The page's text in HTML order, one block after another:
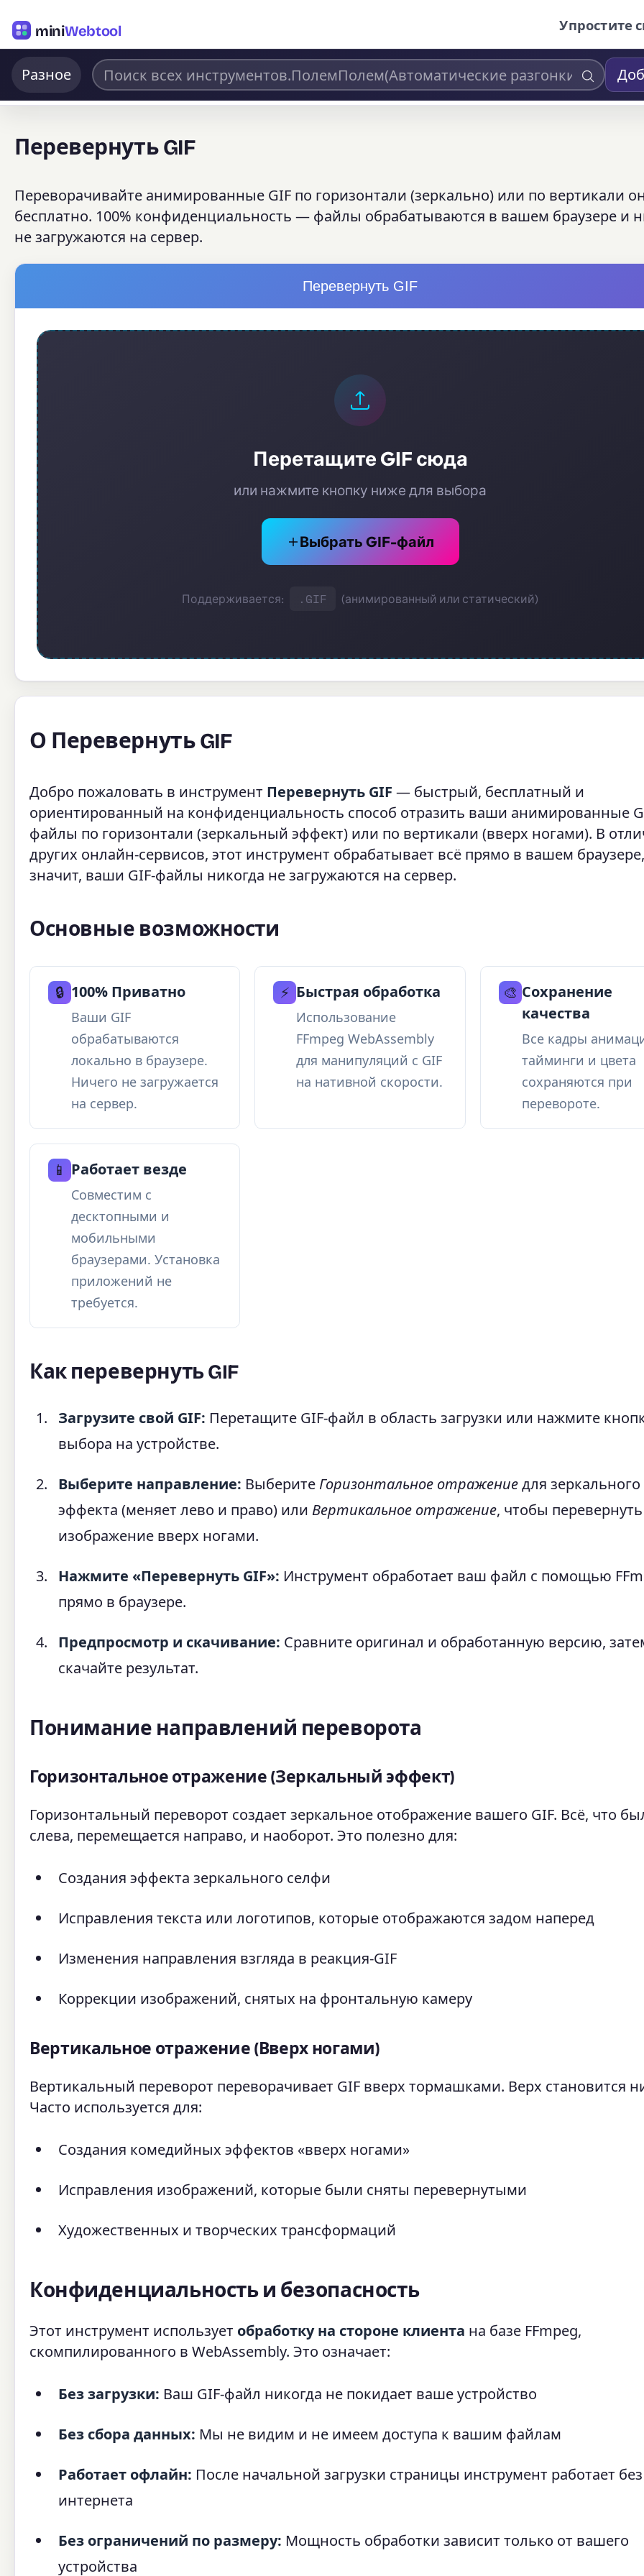
miniWebtool Упростите
Разное
Перевернуть GIF
Переворачивайте анимированные GIF по горизонтали (зеркально) или по вертикали
бесплатно. 100% конфиденциальность — файлы обрабатываются в вашем браузере и
не загружаются на сервер.
Перевернуть GIF
Перетащите GIF сюда
или нажмите кнопку ниже для выбора
Выбрать GIF-файл
Поддерживается: .GIF (анимированный или статический)
О Перевернуть GIF
Добро пожаловать в инструмент Перевернуть GIF — быстрый, бесплатный и
ориентированный на конфиденциальность способ отразить ваши анимированные
файлы по горизонтали (зеркальный эффект) или по вертикали (вверх ногами). В
других онлайн-сервисов, этот инструмент обрабатывает всё прямо в вашем
значит, ваши GIF-файлы никогда не загружаются на сервер.
Основные возможности
🔒 100% Приватно
Ваши GIF
обрабатываются
локально в браузере.
Ничего не загружается
на сервер.
⚡ Быстрая обработка
Использование
FFmpeg WebAssembly
для манипуляций с GIF
на нативной скорости.
🎨 Сохранение
качества
Все кадры
тайминги и цвета
сохраняются при
перевороте.
📱 Работает везде
Совместим с
десктопными и
мобильными
браузерами. Установка
приложений не
требуется.
Как перевернуть GIF
Загрузите свой GIF: Перетащите GIF-файл в область загрузки или нажмите
выбора на устройстве.
Выберите направление: Выберите Горизонтальное отражениедля зеркального
эффекта (меняет лево и право) или Вертикальное отражение, чтобы перевернуть
изображение вверх ногами.
Нажмите «Перевернуть GIF»: Инструмент обработает ваш файл с помощью
прямо в браузере.
Предпросмотр и скачивание: Сравните оригинал и обработанную версию,
скачайте результат.
Понимание направлений переворота
Горизонтальное отражение (Зеркальный эффект)
Горизонтальный переворот создает зеркальное отображение вашего GIF. Всё, что
слева, перемещается направо, и наоборот. Это полезно для:
Создания эффекта зеркального селфи
Исправления текста или логотипов, которые отображаются задом наперед
Изменения направления взгляда в реакция-GIF
Коррекции изображений, снятых на фронтальную камеру
Вертикальное отражение (Вверх ногами)
Вертикальный переворот переворачивает GIF вверх тормашками. Верх становится
Часто используется для:
Создания комедийных эффектов «вверх ногами»
Исправления изображений, которые были сняты перевернутыми
Художественных и творческих трансформаций
Конфиденциальность и безопасность
Этот инструмент использует обработку на стороне клиента на базе FFmpeg,
скомпилированного в WebAssembly. Это означает:
Без загрузки: Ваш GIF-файл никогда не покидает ваше устройство
Без сбора данных: Мы не видим и не имеем доступа к вашим файлам
Работает офлайн: После начальной загрузки страницы инструмент работает без
интернета
Без ограничений по размеру: Мощность обработки зависит только от вашего
устройства